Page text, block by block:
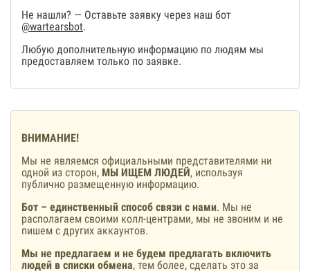
Не нашли? — Оставьте заявку через наш бот
@wartearsbot.
Любую дополнительную информацию по людям мы
предоставляем только по заявке.
ВНИМАНИЕ!
Мы не являемся официальными представителями ни
одной из сторон, МЫ ИЩЕМ ЛЮДЕЙ, используя
публично размещенную информацию.
Бот – единственный способ связи с нами. Мы не
располагаем своими колл-центрами, мы не звоним и не
пишем с других аккаунтов.
Мы не предлагаем и не будем предлагать включить
людей в списки обмена, тем более, сделать это за